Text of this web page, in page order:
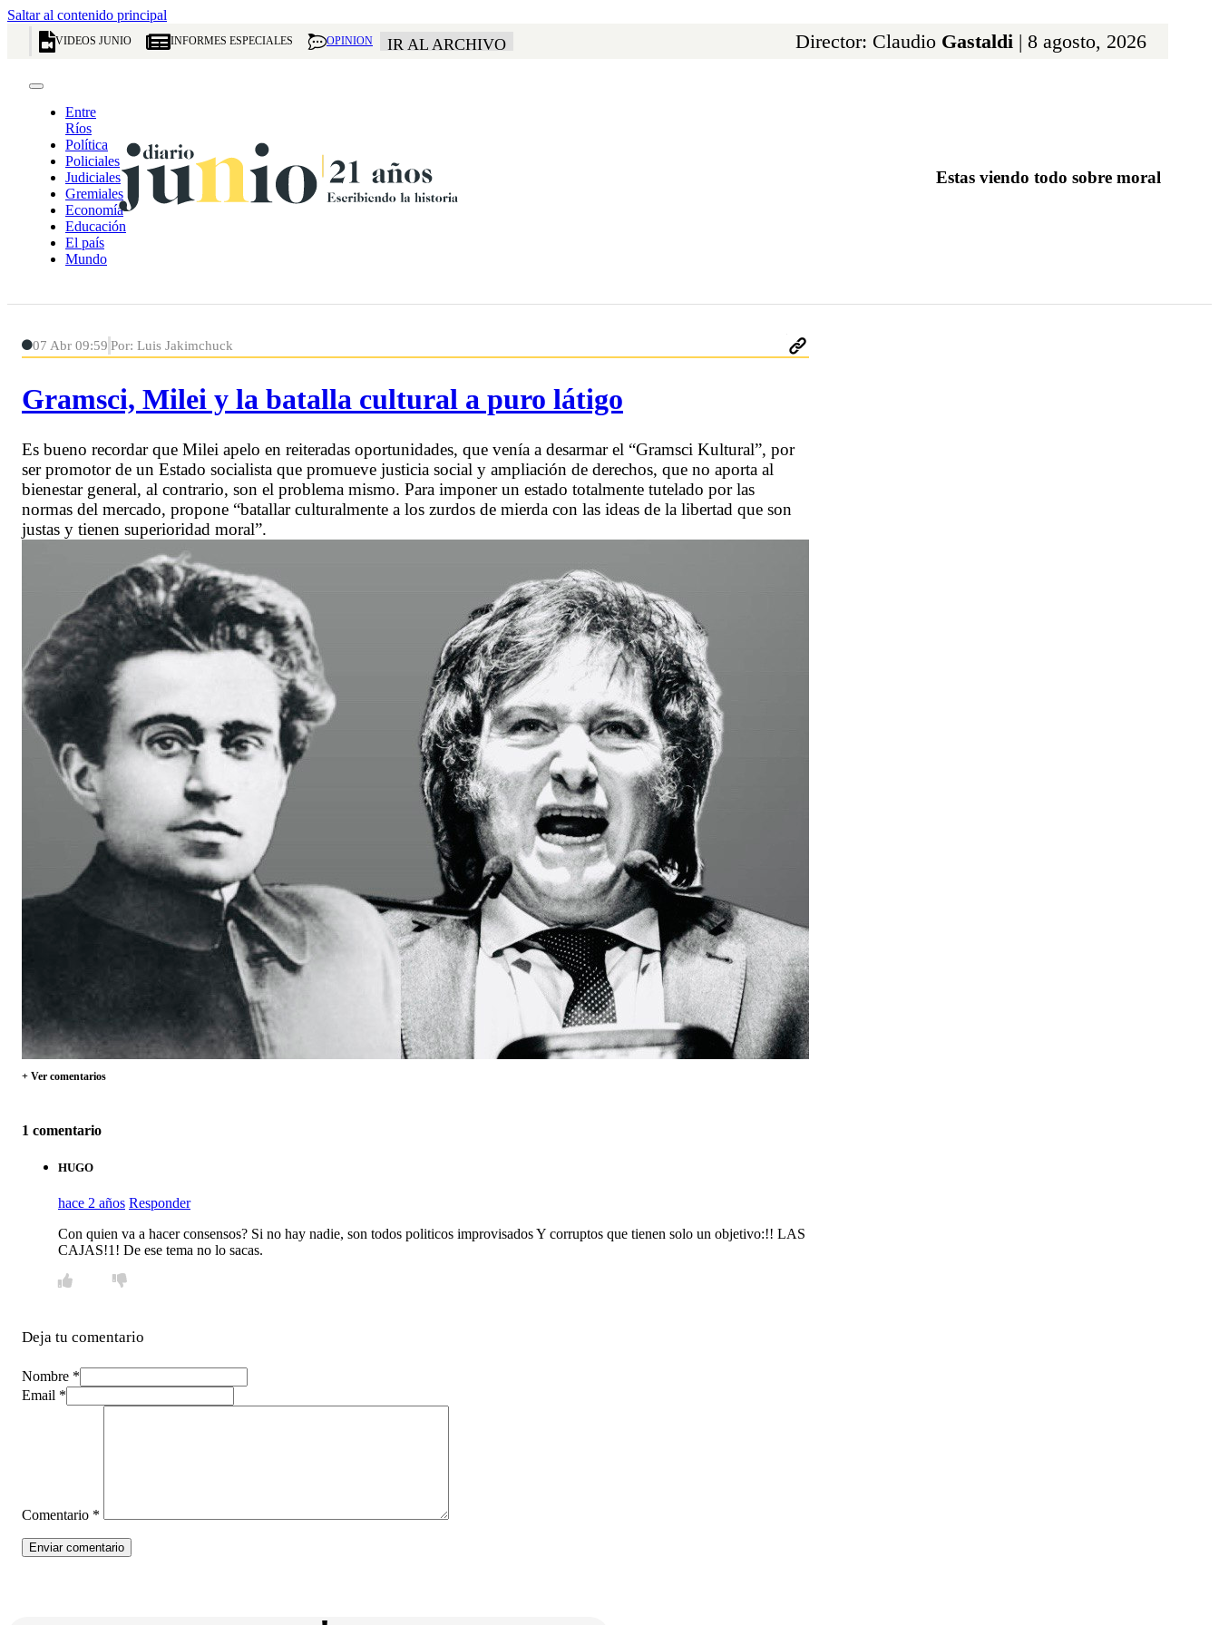
Saltar al contenido principal
VIDEOS JUNIO INFORMES ESPECIALES OPINION IR AL ARCHIVO Director: Claudio Gastaldi | 8 agosto, 2026
Entre
Ríos
Política
Policiales
Judiciales
Gremiales
Economía
Educación
El país
Mundo
Estas viendo todo sobre moral
07 Abr 09:59 Por: Luis Jakimchuck
Gramsci, Milei y la batalla cultural a puro látigo
Es bueno recordar que Milei apelo en reiteradas oportunidades, que venía a desarmar el “Gramsci Kultural”, por
ser promotor de un Estado socialista que promueve justicia social y ampliación de derechos, que no aporta al
bienestar general, al contrario, son el problema mismo. Para imponer un estado totalmente tutelado por las
normas del mercado, propone “batallar culturalmente a los zurdos de mierda con las ideas de la libertad que son
justas y tienen superioridad moral”.
+ Ver comentarios
1 comentario
HUGO
hace 2 años Responder
Con quien va a hacer consensos? Si no hay nadie, son todos politicos improvisados Y corruptos que tienen solo un objetivo:!! LAS
CAJAS!1! De ese tema no lo sacas.
Deja tu comentario
Nombre *
Email *
Comentario *